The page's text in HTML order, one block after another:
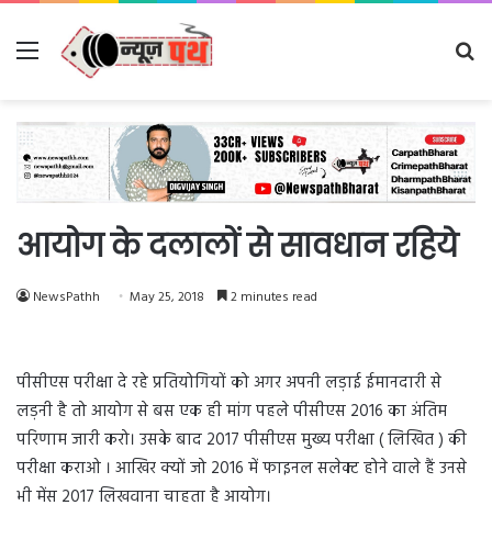
Menu
आयोग के दलालों से सावधान रहिये
NewsPathh May 25, 2018 2 minutes read
पीसीएस परीक्षा दे रहे प्रतियोगियों को अगर अपनी लड़ाई ईमानदारी से
लड़नी है तो आयोग से बस एक ही मांग पहले पीसीएस 2016 का अंतिम
परिणाम जारी करो। उसके बाद 2017 पीसीएस मुख्य परीक्षा ( लिखित ) की
परीक्षा कराओ । आखिर क्यों जो 2016 में फाइनल सलेक्ट होने वाले हैं उनसे
भी मेंस 2017 लिखवाना चाहता है आयोग।